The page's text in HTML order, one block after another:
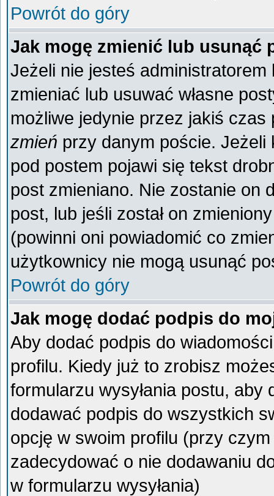
Powrót do góry
Jak mogę zmienić lub usunąć
Jeżeli nie jesteś
zmieniać lub usuwać własne
możliwe jedynie przez jakiś
zmień przy danym poście. Jeżeli
pod postem pojawi się tekst
post zmieniano. Nie zostanie on
post, lub jeśli został on
(powinni oni powiadomić co
użytkownicy nie mogą usunąć
Powrót do góry
Jak mogę dodać podpis do
Aby dodać podpis do
profilu. Kiedy już to zrobisz
formularzu wysyłania postu,
dodawać podpis do wszystkich
opcję w swoim profilu (przy
zadecydować o nie dodawaniu
w formularzu wysyłania)